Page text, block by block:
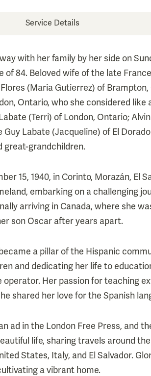
Service Details
with her family by her side on
of 84. Beloved wife of the late
(Maria Gutierrez) of
Ontario, who she considered
(Terri) of London, Ontario;
Guy Labate (Jacqueline) of El
great-grandchildren.
15, 1940, in Corinto, Morazán, El
embarking on a challenging
arriving in Canada, where she
son Oscar after years apart.
a pillar of the Hispanic
and dedicating her life to
Her passion for teaching
shared her love for the Spanish
ad in the London Free Press, and
life, sharing travels around
States, Italy, and El Salvador.
a vibrant home.